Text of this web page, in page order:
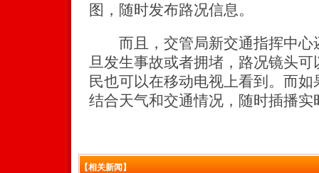
图，随时发布路况信息。
而且，交管局新交通指挥中心
旦发生事故或者拥堵，路况镜头
民也可以在移动电视上看到。而
结合天气和交通情况，随时插播实
【相关新闻】